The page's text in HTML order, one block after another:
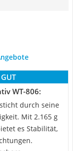
WT-806:
durch seine
Mit 2.165 g
es Stabilität,